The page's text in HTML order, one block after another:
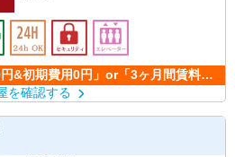
を確認する